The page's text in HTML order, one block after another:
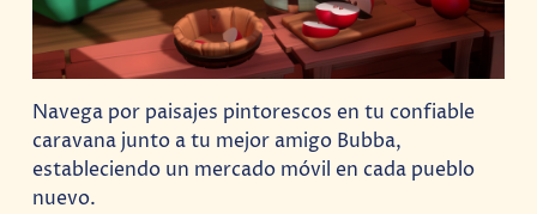
Navega por paisajes pintorescos en tu confiable
caravana junto a tu mejor amigo Bubba,
estableciendo un mercado móvil en cada pueblo
nuevo.